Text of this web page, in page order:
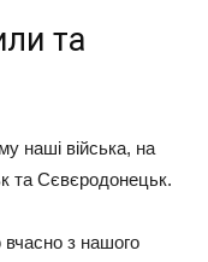
та
наші війська, на
та Сєвєродонецьк.
з нашого